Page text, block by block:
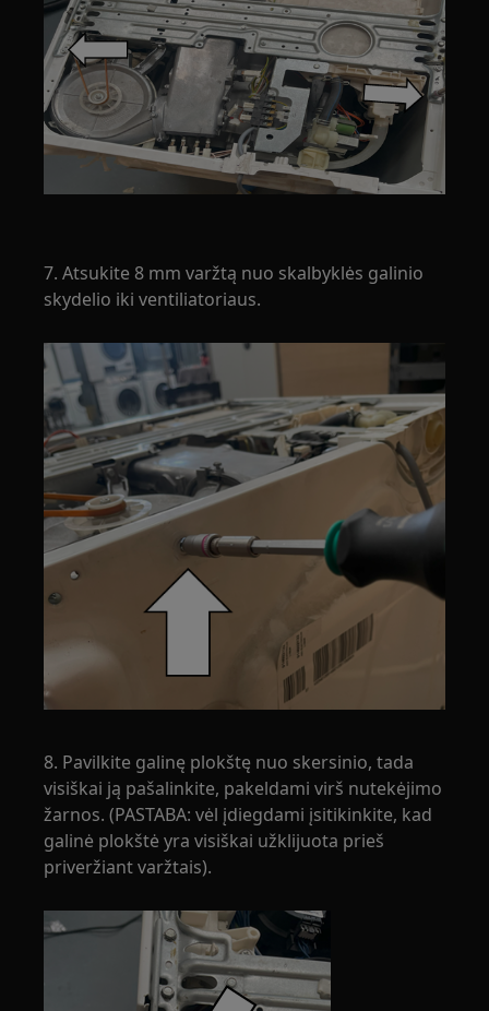
7. Atsukite 8 mm varžtą nuo skalbyklės galinio
skydelio iki ventiliatoriaus.
8. Pavilkite galinę plokštę nuo skersinio, tada
visiškai ją pašalinkite, pakeldami virš nutekėjimo
žarnos. (PASTABA: vėl įdiegdami įsitikinkite, kad
galinė plokštė yra visiškai užklijuota prieš
priveržiant varžtais).